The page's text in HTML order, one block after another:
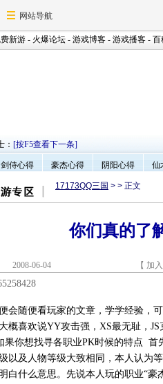
网站导航
新游 - 火爆论坛 - 游戏博客 - 游戏播客 - 百
： [按F5查看下一条]
剑侍心得 豪杰心得 阴阳心得 仙
17173QQ三国 > > 正文
你们真的了
2008-06-04 【 加
会随便看玩家的文章，学学经验，
概喜欢说YY攻击强，XS最无耻，
果你想找寻各职业PK时候的特点 首
以及人物等级大致相同，本人认为
白什么意思。先说本人玩的职业“